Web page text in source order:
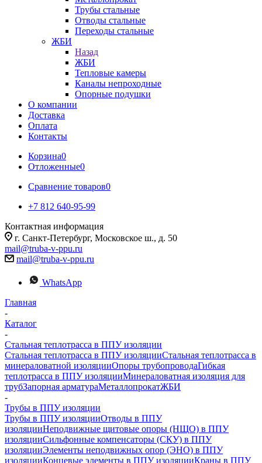
Трубы стальные
Отводы стальные
Переходы стальные
ЖБИ
Назад
ЖБИ
Тепловые камеры
Каналы непроходные
Опорные подушки
О компании
Доставка
Оплата
Контакты
Корзина0
Отложенные0
Сравнение товаров0
+7 812 640-95-99
Контактная информация
г. Санкт-Петербург, Московское ш., д. 50
mail@truba-v-ppu.ru
mail@truba-v-ppu.ru
WhatsApp
Главная
-
Каталог
-
Стальная теплотрасса в ППУ изоляции
Стальная теплотрасса в ППУ изоляцииСтальная теплотрасса в
минераловатной изоляцииОпоры трубопроводаГибкая
теплотрасса в ППУ изоляцииМинераловатная изоляция для
трубЗапорная арматураМеталлопрокатЖБИ
-
Трубы в ППУ изоляции
Трубы в ППУ изоляцииОтводы в ППУ
изоляцииНеподвижные щитовые опоры (НЩО) в ППУ
изоляцииCильфонные компенсаторы (СКУ) в ППУ
изоляцииЭлементы неподвижных опор (ЭНО) в ППУ
изоляцииКонцевые элементы в ППУ изоляцииКраны в ППУ